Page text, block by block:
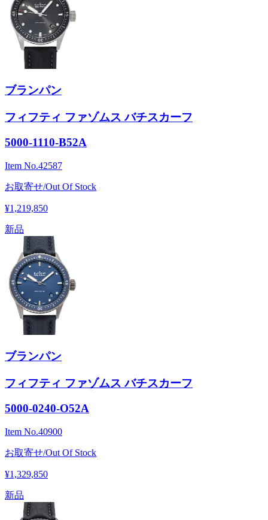
ブランパン
フィフティ ファゾムス バチスカーフ
5000-1110-B52A
Item No.42587
お取寄せ/Out Of Stock
¥1,219,850
新品
ブランパン
フィフティ ファゾムス バチスカーフ
5000-0240-O52A
Item No.40900
お取寄せ/Out Of Stock
¥1,329,850
新品